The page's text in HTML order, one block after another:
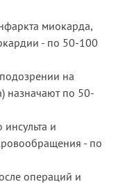
миокарда,
- по 50-100
на
назначают по 50-
и
- по
операций и